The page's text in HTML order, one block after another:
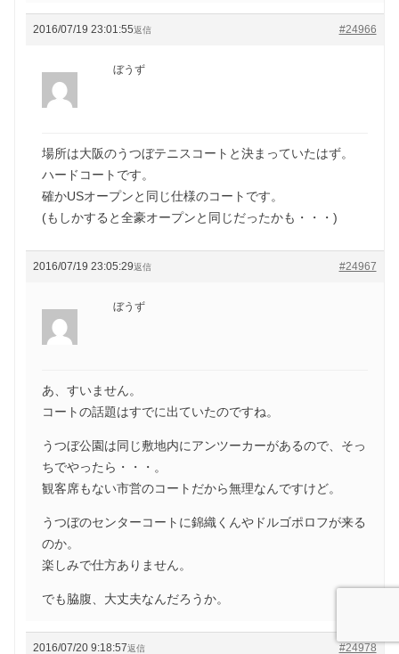
2016/07/19 23:01:55 #24966
返信
ぼうず
場所は大阪のうつぼテニスコートと決まっていたはず。
ハードコートです。
確かUSオープンと同じ仕様のコートです。
(もしかすると全豪オープンと同じだったかも・・・)
2016/07/19 23:05:29 #24967
返信
ぼうず
あ、すいません。
コートの話題はすでに出ていたのですね。
うつぼ公園は同じ敷地内にアンツーカーがあるので、そっ
ちでやったら・・・。
観客席もない市営のコートだから無理なんですけど。
うつぼのセンターコートに錦織くんやドルゴポロフが来る
のか。
楽しみで仕方ありません。
でも脇腹、大丈夫なんだろうか。
2016/07/20 9:18:57 #24978
返信